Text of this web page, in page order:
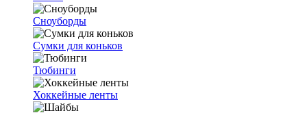
Сноуборды
Сумки для коньков
Тюбинги
Хоккейные ленты